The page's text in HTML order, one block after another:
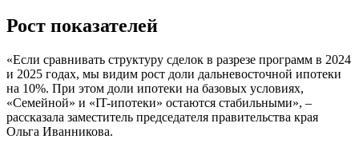
Рост показателей
«Если сравнивать структуру сделок в разрезе программ в 2024
и 2025 годах, мы видим рост доли дальневосточной ипотеки
на 10%. При этом доли ипотеки на базовых условиях,
«Семейной» и «IT-ипотеки» остаются стабильными», –
рассказала заместитель председателя правительства края
Ольга Иванникова.